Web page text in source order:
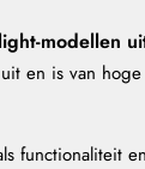
modellen
en is van
functionaliteit